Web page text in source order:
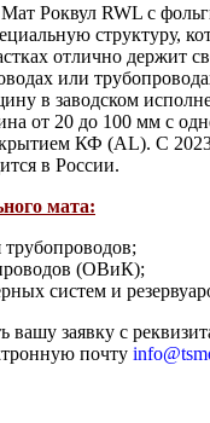
Роквул RWL с
структуру,
отлично держит
или
в заводском
от 20 до 100 мм с
КФ (AL). С 2023
в России.
мата:
трубопроводов;
(ОВиК);
систем и
вашу заявку с
почту